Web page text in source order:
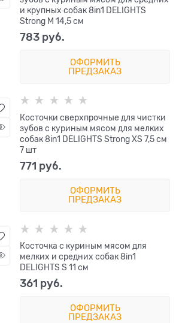
и крупных собак 8in1 DELIGHTS
Strong M 14,5 см
783 руб.
ОФОРМИТЬ
ПРЕДЗАКАЗ
Косточки сверхпрочные для чистки
зубов с куриным мясом для мелких
собак 8in1 DELIGHTS Strong XS 7,5 см
7 шт
771 руб.
ОФОРМИТЬ
ПРЕДЗАКАЗ
Косточка с куриным мясом для
мелких и средних собак 8in1
DELIGHTS S 11 см
361 руб.
ОФОРМИТЬ
ПРЕДЗАКАЗ